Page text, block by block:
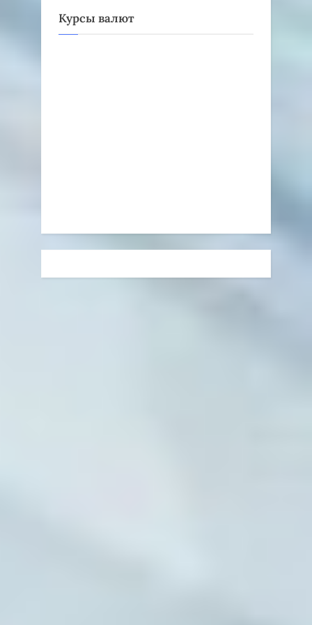
Курсы валют